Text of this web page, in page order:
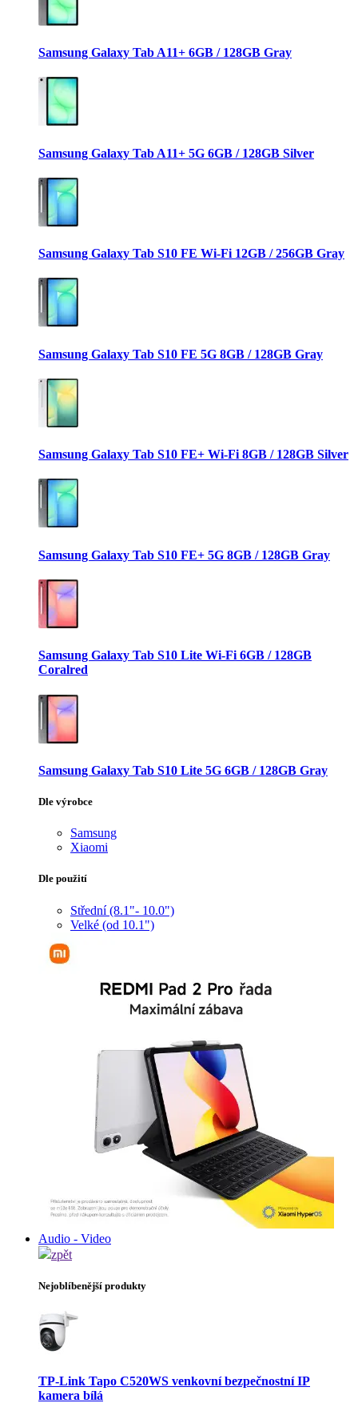
Samsung Galaxy Tab A11+ 6GB / 128GB Gray
Samsung Galaxy Tab A11+ 5G 6GB / 128GB Silver
Samsung Galaxy Tab S10 FE Wi-Fi 12GB / 256GB Gray
Samsung Galaxy Tab S10 FE 5G 8GB / 128GB Gray
Samsung Galaxy Tab S10 FE+ Wi-Fi 8GB / 128GB Silver
Samsung Galaxy Tab S10 FE+ 5G 8GB / 128GB Gray
Samsung Galaxy Tab S10 Lite Wi-Fi 6GB / 128GB
Coralred
Samsung Galaxy Tab S10 Lite 5G 6GB / 128GB Gray
Dle výrobce
Samsung
Xiaomi
Dle použití
Střední (8.1"- 10.0")
Velké (od 10.1")
Audio - Video
zpět
Nejoblíbenější produkty
TP-Link Tapo C520WS venkovní bezpečnostní IP
kamera bílá